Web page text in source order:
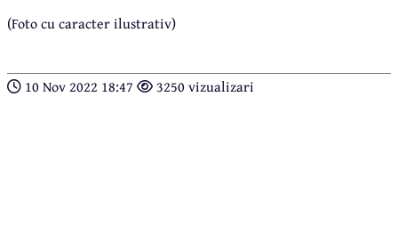
(Foto cu caracter ilustrativ)
10 Nov 2022 18:47 3250 vizualizari